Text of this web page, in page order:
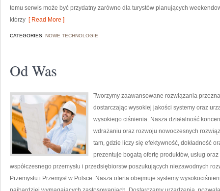
temu serwis może być przydatny zarówno dla turystów planujących
którzy [ Read More ]
CATEGORIES: NOWE TECHNOLOGIE
Od Was
Tworzymy zaawansowane rozwiązania
dostarczając wysokiej jakości systemy oraz
wysokiego ciśnienia. Nasza działalność
wdrażaniu oraz rozwoju nowoczesnych
tam, gdzie liczy się efektywność, dokładność
prezentuje bogatą ofertę produktów, usług
współczesnego przemysłu i przedsiębiorstw poszukujących niezawodnych
Przemysłu i Przemysł w Polsce. Nasza oferta obejmuje systemy